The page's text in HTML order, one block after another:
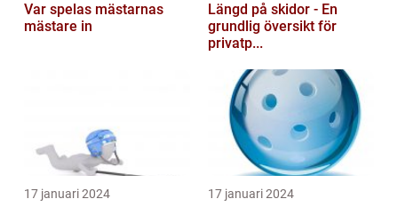
Var spelas mästarnas
mästare in
Längd på skidor - En
grundlig översikt för
privatp...
17 januari 2024 17 januari 2024